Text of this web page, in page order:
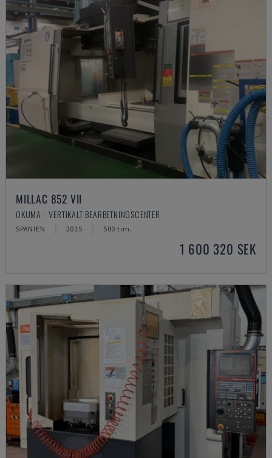
MILLAC 852 VII
OKUMA - VERTIKALT BEARBETNINGSCENTER
SPANIEN 2015 500 tim.
1 600 320 SEK